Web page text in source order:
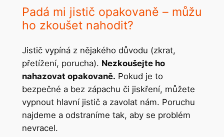
Padá mi jistič opakovaně – můžu
ho zkoušet nahodit?
Jistič vypíná z nějakého důvodu (zkrat,
přetížení, porucha). Nezkoušejte ho
nahazovat opakovaně. Pokud je to
bezpečné a bez zápachu či jiskření, můžete
vypnout hlavní jistič a zavolat nám. Poruchu
najdeme a odstraníme tak, aby se problém
nevracel.